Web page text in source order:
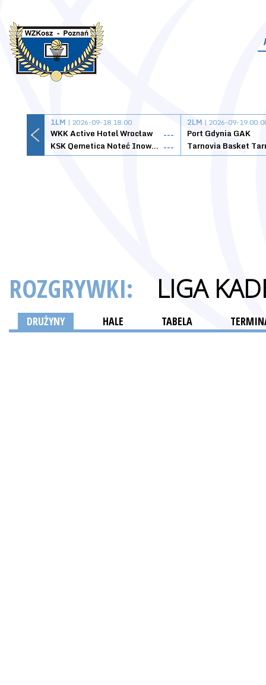
1LM | 2026-09-18 18:00
WKK Active Hotel Wrocław
---
KSK Qemetica Noteć Inowrocław ---
2LM | 2026-09-19
Port Gdynia GAK
ROZGRYWKI: LIGA
DRUŻYNY HALE TABELA